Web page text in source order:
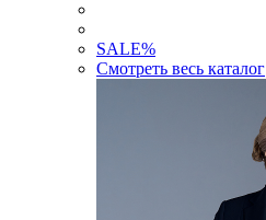
SALE%
Смотреть весь каталог